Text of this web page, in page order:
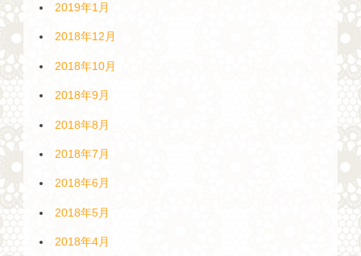
2019年1月
2018年12月
2018年10月
2018年9月
2018年8月
2018年7月
2018年6月
2018年5月
2018年4月